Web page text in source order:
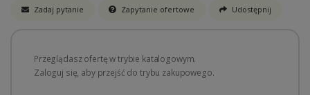
Zadaj pytanie Zapytanie ofertowe Udostępnij
Przeglądasz ofertę w trybie katalogowym.
Zaloguj się, aby przejść do trybu zakupowego.